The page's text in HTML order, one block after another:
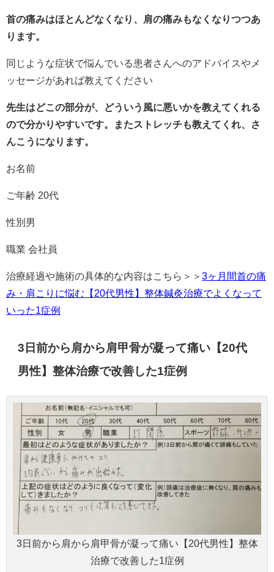
首の痛みはほとんどなくなり、肩の痛みもなくなりつつあ
ります。
同じような症状で悩んでいる患者さんへのアドバイスやメ
ッセージがあれば教えてください
先生はどこの部分が、どういう風に悪いかを教えてくれる
ので分かりやすいです。またストレッチも教えてくれ、さ
んこうになります。
お名前
ご年齢 20代
性別男
職業 会社員
治療経過や施術の具体的な内容はこちら＞＞ 3ヶ月間首の痛
み・肩こりに悩む【20代男性】整体鍼灸治療でよくなって
いった1症例
3日前から肩から肩甲骨が凝って痛い【20代
男性】整体治療で改善した1症例
3日前から肩から肩甲骨が凝って痛い【20代男性】整体
治療で改善した1症例